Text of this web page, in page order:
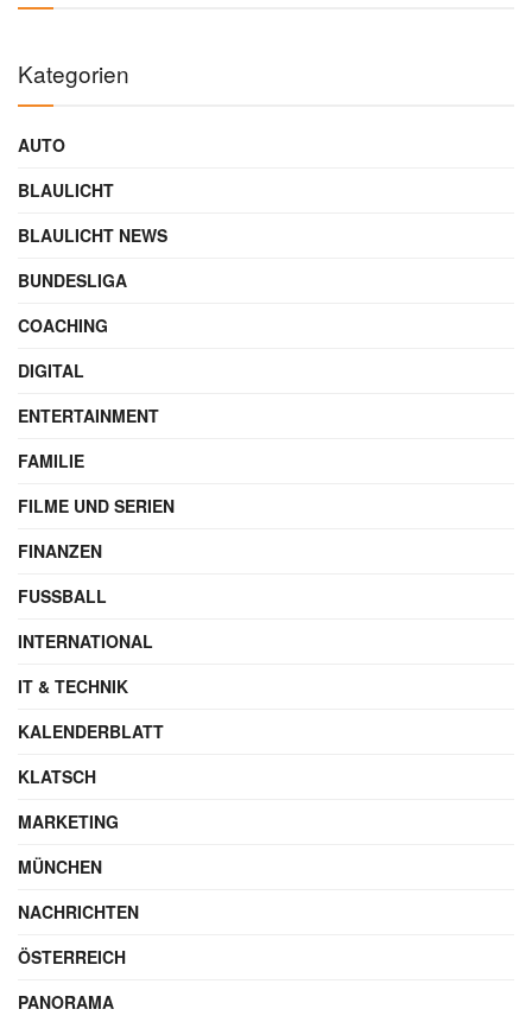
Kategorien
AUTO
BLAULICHT
BLAULICHT NEWS
BUNDESLIGA
COACHING
DIGITAL
ENTERTAINMENT
FAMILIE
FILME UND SERIEN
FINANZEN
FUSSBALL
INTERNATIONAL
IT & TECHNIK
KALENDERBLATT
KLATSCH
MARKETING
MÜNCHEN
NACHRICHTEN
ÖSTERREICH
PANORAMA